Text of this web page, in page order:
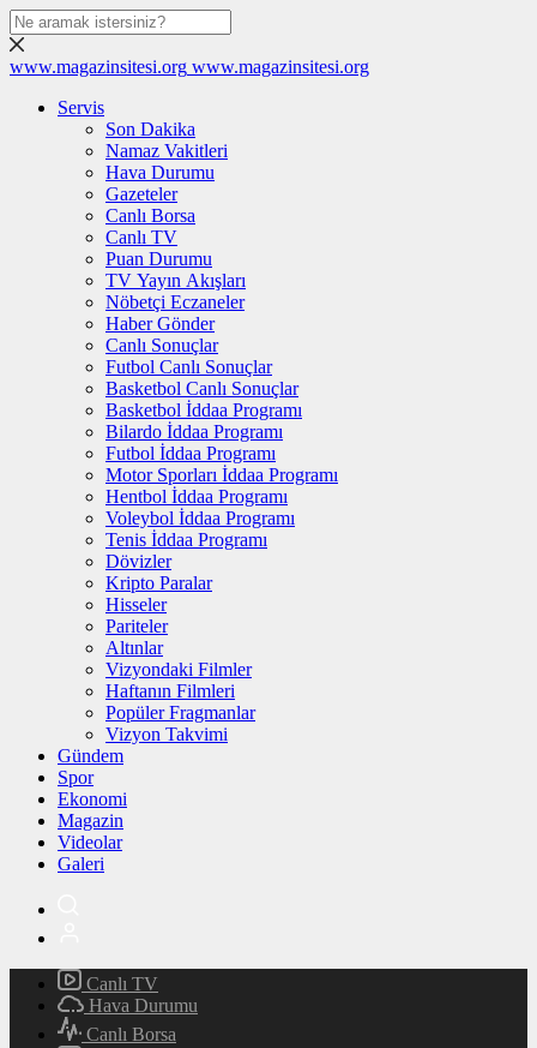
www.magazinsitesi.org www.magazinsitesi.org
Servis
Son Dakika
Namaz Vakitleri
Hava Durumu
Gazeteler
Canlı Borsa
Canlı TV
Puan Durumu
TV Yayın Akışları
Nöbetçi Eczaneler
Haber Gönder
Canlı Sonuçlar
Futbol Canlı Sonuçlar
Basketbol Canlı Sonuçlar
Basketbol İddaa Programı
Bilardo İddaa Programı
Futbol İddaa Programı
Motor Sporları İddaa Programı
Hentbol İddaa Programı
Voleybol İddaa Programı
Tenis İddaa Programı
Dövizler
Kripto Paralar
Hisseler
Pariteler
Altınlar
Vizyondaki Filmler
Haftanın Filmleri
Popüler Fragmanlar
Vizyon Takvimi
Gündem
Spor
Ekonomi
Magazin
Videolar
Galeri
Canlı TV
Hava Durumu
Canlı Borsa